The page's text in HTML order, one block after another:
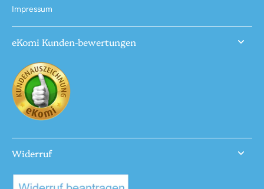
Impressum
eKomi Kunden-bewertungen
Widerruf